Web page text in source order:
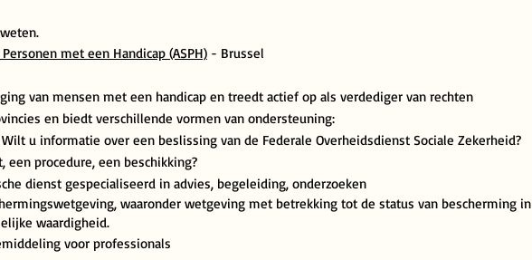
met een Handicap (ASPH) - Brussel
van mensen met een handicap en treedt actief op als verdediger van rechten
en biedt verschillende vormen van ondersteuning:
Wilt u informatie over een beslissing van de Federale Overheidsdienst Sociale Zekerheid?
een procedure, een beschikking?
dienst gespecialiseerd in advies, begeleiding, onderzoeken
waaronder wetgeving met betrekking tot de status van bescherming in
waardigheid.
voor professionals